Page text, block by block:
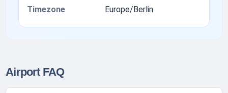
Timezone
Europe/Berlin
Airport FAQ